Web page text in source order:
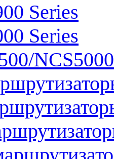
Series
Series